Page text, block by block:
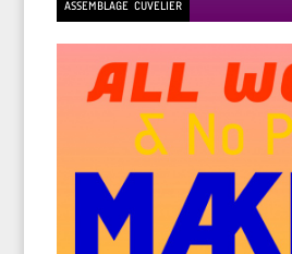
ASSEMBLAGE CUVELIER